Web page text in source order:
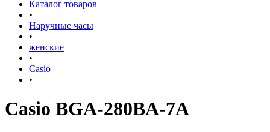
Каталог товаров
•
Наручные часы
•
женские
•
Casio
•
Casio BGA-280BA-7A